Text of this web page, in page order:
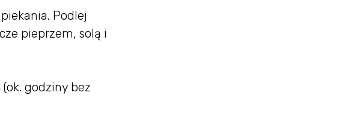
Podlej
pieprzem, solą i
godziny bez